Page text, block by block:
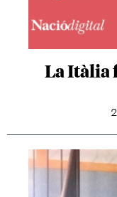
La Itàlia